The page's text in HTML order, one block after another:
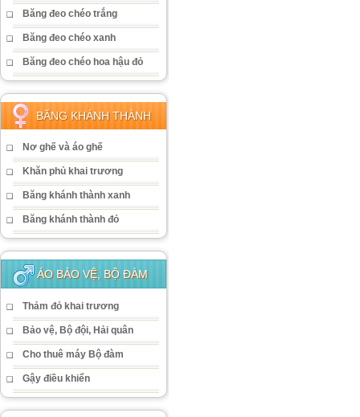
Băng đeo chéo trắng
Băng đeo chéo xanh
Băng đeo chéo hoa hậu đỏ
BĂNG KHÁNH THÀNH
Nơ ghế và áo ghế
Khăn phủ khai trương
Băng khánh thành xanh
Băng khánh thành đỏ
ÁO BẢO VỆ, BỘ ĐÀM
Thảm đỏ khai trương
Bảo vệ, Bộ đội, Hải quân
Cho thuê máy Bộ đàm
Gậy điều khiển